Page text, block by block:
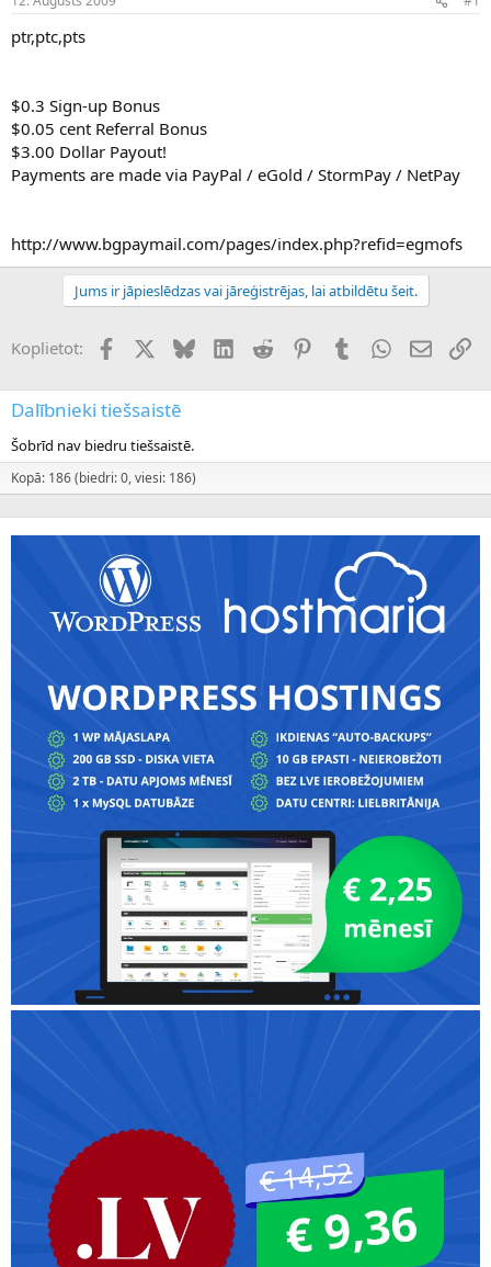
n
u
ā
c
ē
s
a
ptr,ptc,pts
$0.3 Sign-up Bonus
$0.05 cent Referral Bonus
$3.00 Dollar Payout!
Payments are made via PayPal / eGold / StormPay / NetPay
http://www.bgpaymail.com/pages/index.php?refid=egmofs
Jums ir jāpieslēdzas vai jāreģistrējas, lai atbildētu šeit.
Koplietot: FacebookX (Twitter)
BlueskyLinkedInReddit PinterestTumblrWhatsApp
E-pasts
Dalībnieki tiešsaistē
Šobrīd nav biedru tiešsaistē.
Kopā: 186 (biedri: 0, viesi: 186)